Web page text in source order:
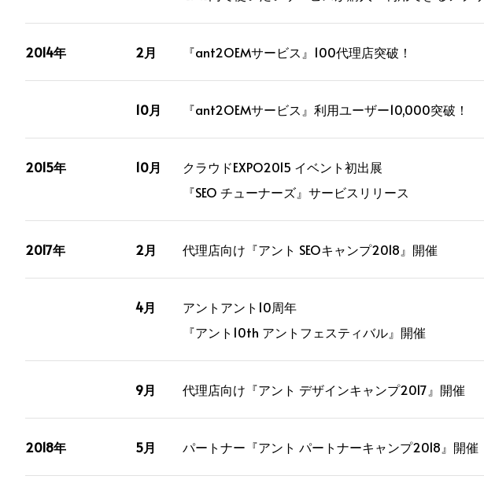
2014年 2月 『ant2OEMサービス』100代理店突破！
10月 『ant2OEMサービス』利用ユーザー10,000突破！
2015年 10月
クラウドEXPO2015 イベント初出展
『SEO チューナーズ』サービスリリース
2017年 2月 代理店向け『アント SEOキャンプ2018』開催
4月
アントアント10周年
『アント10th アントフェスティバル』開催
9月 代理店向け『アント デザインキャンプ2017』開催
2018年 5月 パートナー『アント パートナーキャンプ2018』開催